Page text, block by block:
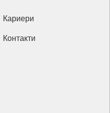
Кариери
Контакти